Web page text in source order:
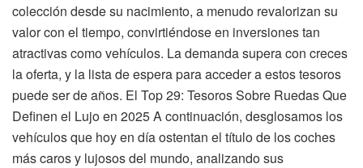
colección desde su nacimiento, a menudo revalorizan su
valor con el tiempo, convirtiéndose en inversiones tan
atractivas como vehículos. La demanda supera con creces
la oferta, y la lista de espera para acceder a estos tesoros
puede ser de años. El Top 29: Tesoros Sobre Ruedas Que
Definen el Lujo en 2025 A continuación, desglosamos los
vehículos que hoy en día ostentan el título de los coches
más caros y lujosos del mundo, analizando sus